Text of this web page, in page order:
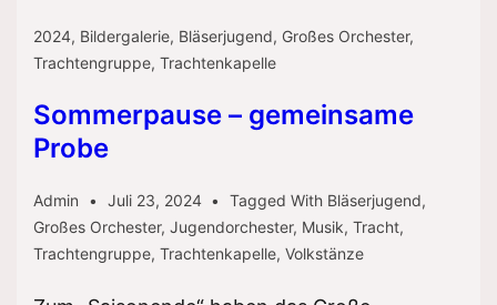
2024, Bildergalerie, Bläserjugend, Großes Orchester,
Trachtengruppe, Trachtenkapelle
Sommerpause – gemeinsame
Probe
Admin Juli 23, 2024 Tagged With Bläserjugend,
Großes Orchester, Jugendorchester, Musik, Tracht,
Trachtengruppe, Trachtenkapelle, Volkstänze